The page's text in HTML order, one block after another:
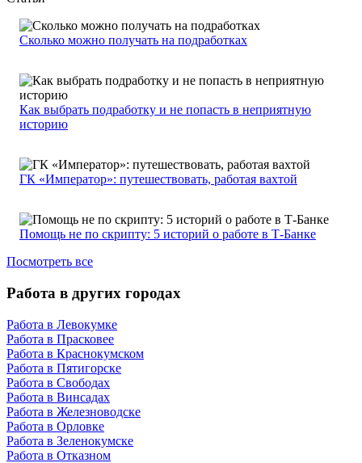
Сколько можно получать на подработках
Как выбрать подработку и не попасть в неприятную
историю
ГК «Император»: путешествовать, работая вахтой
Помощь не по скрипту: 5 историй о работе в Т-Банке
Посмотреть все
Работа в других городах
Работа в Левокумке
Работа в Прасковее
Работа в Краснокумском
Работа в Пятигорске
Работа в Свободах
Работа в Винсадах
Работа в Железноводске
Работа в Орловке
Работа в Зеленокумске
Работа в Отказном